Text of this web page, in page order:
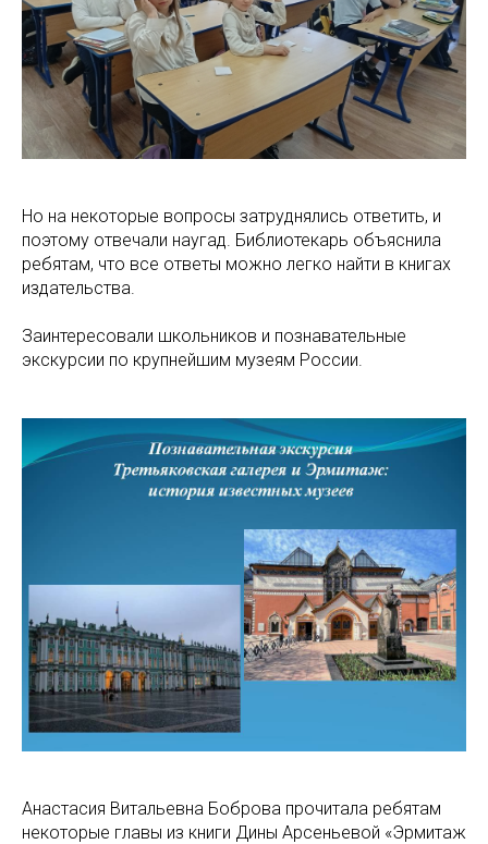
Но на некоторые вопросы затруднялись ответить, и
поэтому отвечали наугад. Библиотекарь объяснила
ребятам, что все ответы можно легко найти в книгах
издательства.
Заинтересовали школьников и познавательные
экскурсии по крупнейшим музеям России.
Анастасия Витальевна Боброва прочитала ребятам
некоторые главы из книги Дины Арсеньевой «Эрмитаж